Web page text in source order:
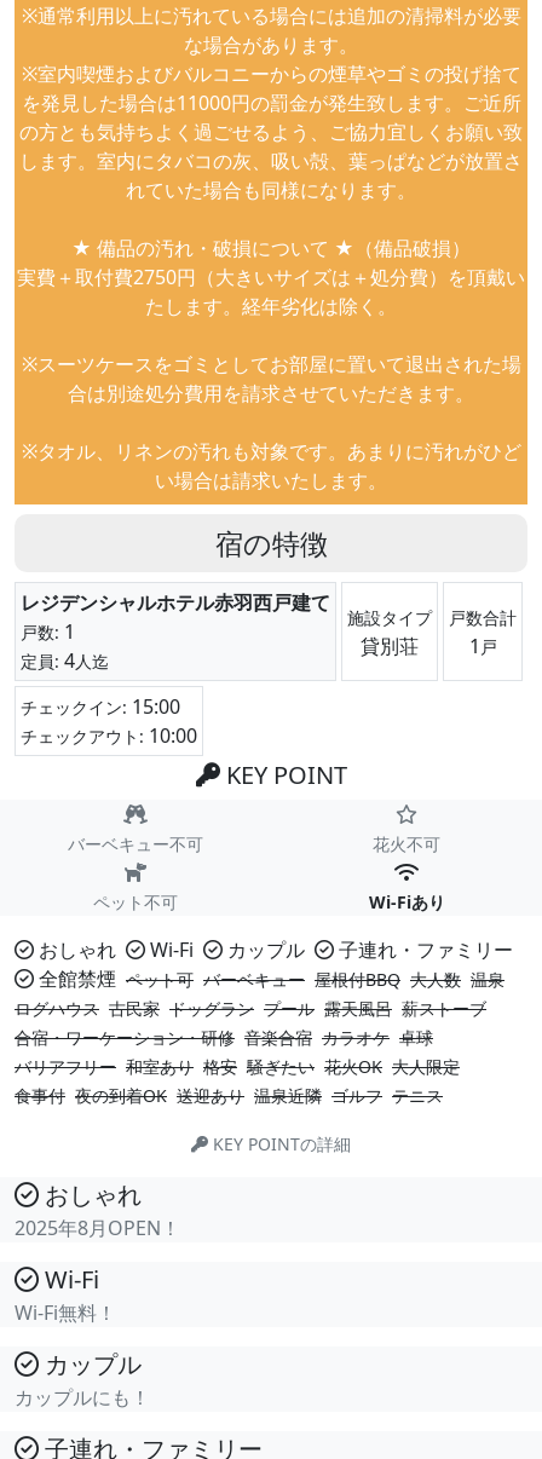
※通常利用以上に汚れている場合には追加の清掃料が必要
な場合があります。
※室内喫煙およびバルコニーからの煙草やゴミの投げ捨て
を発見した場合は11000円の罰金が発生致します。ご近所
の方とも気持ちよく過ごせるよう、ご協力宜しくお願い致
します。室内にタバコの灰、吸い殻、葉っぱなどが放置さ
れていた場合も同様になります。
★ 備品の汚れ・破損について ★（備品破損）
実費＋取付費2750円（大きいサイズは＋処分費）を頂戴い
たします。経年劣化は除く。
※スーツケースをゴミとしてお部屋に置いて退出された場
合は別途処分費用を請求させていただきます。
※タオル、リネンの汚れも対象です。あまりに汚れがひど
い場合は請求いたします。
宿の特徴
レジデンシャルホテル赤羽西戸建て
戸数: 1
定員: 4人迄
施設タイプ
貸別荘
戸数合計
1 戸
チェックイン: 15:00
チェックアウト: 10:00
KEY POINT
バーベキュー不可 花火不可
ペット不可 Wi-Fiあり
おしゃれ Wi-Fi カップル
子連れ・ファミリー
全館禁煙 ペット可 バーベキュー 屋根付BBQ 大人数 温泉
ログハウス 古民家 ドッグラン プール 露天風呂 薪ストーブ
合宿・ワーケーション・研修 音楽合宿 カラオケ 卓球
バリアフリー 和室あり 格安 騒ぎたい 花火OK 大人限定
食事付 夜の到着OK 送迎あり 温泉近隣 ゴルフ テニス
KEY POINTの詳細
おしゃれ
2025年8月OPEN！
Wi-Fi
Wi-Fi無料！
カップル
カップルにも！
子連れ・ファミリー